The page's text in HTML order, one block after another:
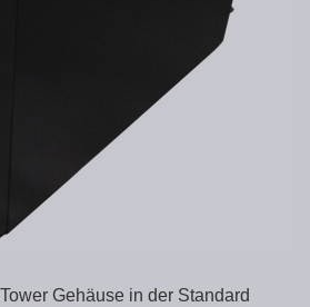
Gehäuse in der Standard